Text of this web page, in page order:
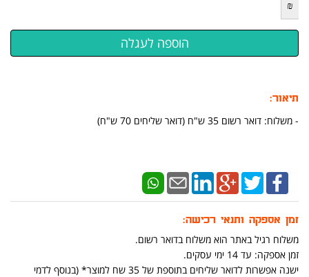
₪
תיאור:
​- משלוח: דואר רשום 35 ש"ח (דואר שליחים 70 ש"ח)
זמן אספקה ותנאי רכישה:
משלוח רגיל באתר הוא משלוח בדואר רשום.
זמן אספקה: עד 14 ימי עסקים.
ישנה אפשרות לדואר שליחים בתוספת של 35 שח למוצר* (בנוסף לדמי